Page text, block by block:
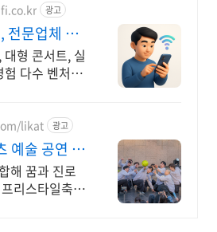
광고
전문업체 설
형 콘서트, 실
다수 벤처 기
likat 광고
예술 공연 화
공연팀
해 꿈과 진로
리스타일축구